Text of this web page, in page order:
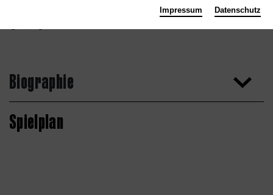
Biographie
Spielplan
Impressum Datenschutz